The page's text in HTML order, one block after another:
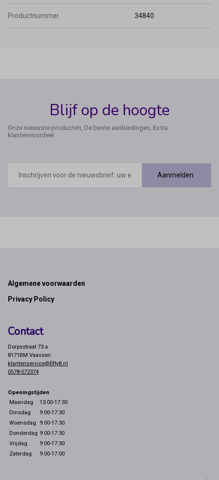
Productnummer 34840
Blijf op de hoogte
Onze nieuwste producten, De beste aanbiedingen, Extra
klantenvoordeel
mailadres
Aanmelden
Footer
Algemene voorwaarden
Privacy Policy
Contact
Dorpsstraat 73 a
8171BM Vaassen
klantenservice@fifty8.nl
0578-572374
Openingstijden
Maandag
13:00-17:30
Dinsdag
9:00-17:30
Woensdag
9:00-17:30
Donderdag 9:00-17:30
Vrijdag
9:00-17:30
Zaterdag
9:00-17:00